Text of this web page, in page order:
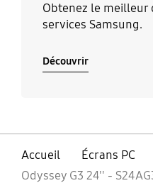
Obtenez le meilleur
services Samsung.
Découvrir
Accueil Écrans PC
Odyssey G3 24'' -